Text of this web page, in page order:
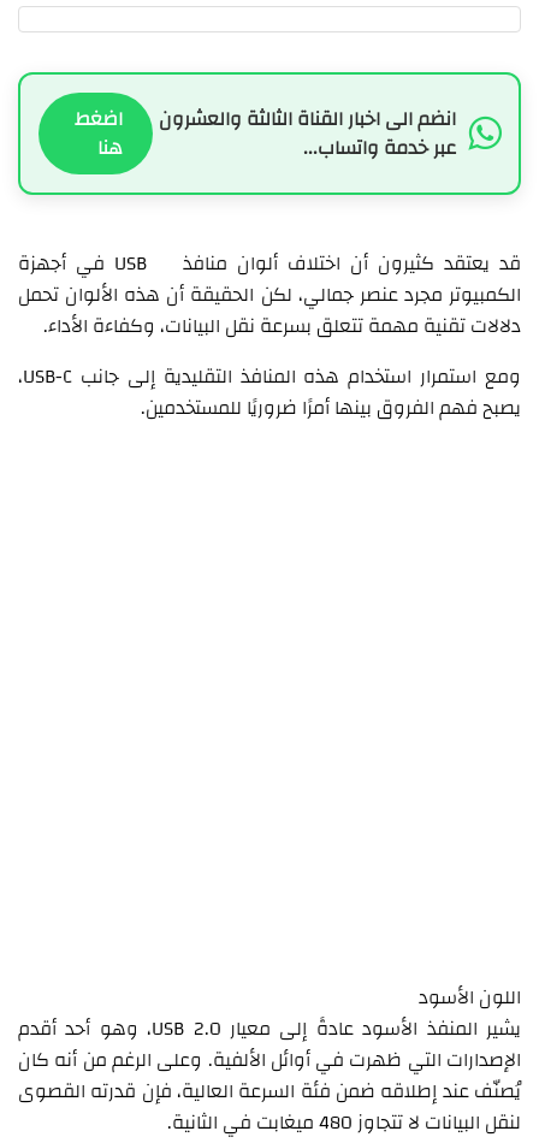
انضم الى اخبار القناة الثالثة والعشرون
عبر خدمة واتساب...
اضغط
هنا
قد يعتقد كثيرون أن اختلاف ألوان منافذ USB في أجهزة
الكمبيوتر مجرد عنصر جمالي، لكن الحقيقة أن هذه الألوان تحمل
دلالات تقنية مهمة تتعلق بسرعة نقل البيانات، وكفاءة الأداء.
ومع استمرار استخدام هذه المنافذ التقليدية إلى جانب USB-C،
يصبح فهم الفروق بينها أمرًا ضروريًا للمستخدمين.
اللون الأسود
يشير المنفذ الأسود عادةً إلى معيار USB 2.0، وهو أحد أقدم
الإصدارات التي ظهرت في أوائل الألفية. وعلى الرغم من أنه كان
يُصنّف عند إطلاقه ضمن فئة السرعة العالية، فإن قدرته القصوى
لنقل البيانات لا تتجاوز 480 ميغابت في الثانية.